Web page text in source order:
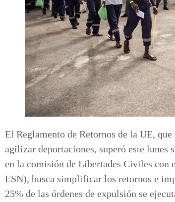
El Reglamento de Retornos de la UE,
agilizar deportaciones, superó este
en la comisión de Libertades Civiles con
ESN), busca simplificar los retornos e
25% de las órdenes de expulsión se